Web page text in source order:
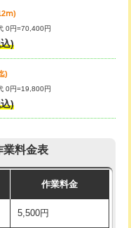
0円=70,400円
)
)
0円=19,800円
)
業料金表
作業料金
5,500円